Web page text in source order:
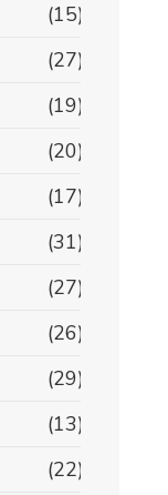
(15)
(27)
(19)
(20)
(17)
(31)
(27)
(26)
(29)
(13)
(22)